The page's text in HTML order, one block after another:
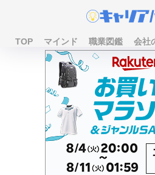
TOP マインド 職業図鑑 会社